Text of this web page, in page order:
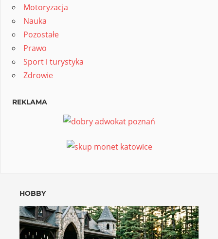
Motoryzacja
Nauka
Pozostałe
Prawo
Sport i turystyka
Zdrowie
REKLAMA
HOBBY